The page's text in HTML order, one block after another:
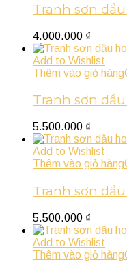
Tranh sơn
4.000.000 ₫
Add to Wishlist
Thêm vào giỏ hàng
Tranh sơn
5.500.000 ₫
Add to Wishlist
Thêm vào giỏ hàng
Tranh sơn
5.500.000 ₫
Add to Wishlist
Thêm vào giỏ hàng